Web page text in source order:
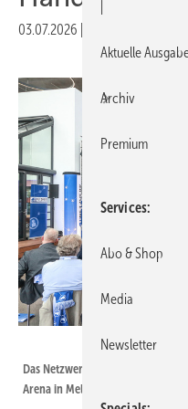
03.07.2026
Das Netzwerk-Meeting von Oliver
Arena in Melle statt.
Aktuelle
Archiv
Premium
Services
Abo & Shop
Media
Newsletter